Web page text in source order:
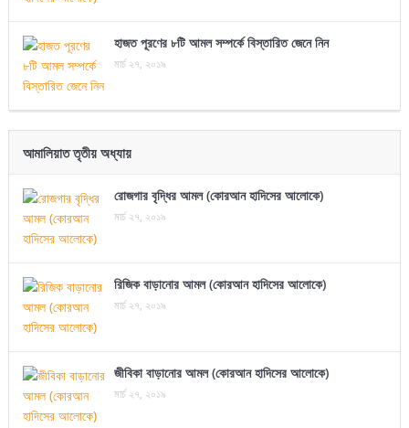
হাজত পূরণের ৮টি আমল সম্পর্কে বিস্তারিত জেনে নিন
মার্চ ২৭, ২০১৯
আমালিয়াত তৃতীয় অধ্যায়
রোজগার বৃদ্ধির আমল (কোরআন হাদিসের আলোকে)
মার্চ ২৭, ২০১৯
রিজিক বাড়ানোর আমল (কোরআন হাদিসের আলোকে)
মার্চ ২৭, ২০১৯
জীবিকা বাড়ানোর আমল (কোরআন হাদিসের আলোকে)
মার্চ ২৭, ২০১৯